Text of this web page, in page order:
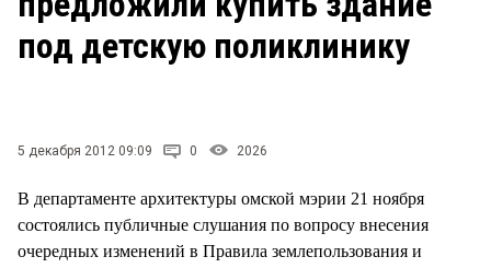
НОВОСТИ КОМПАНИЙ Блоги
Архив
под детскую поликлинику
5 декабря 2012 09:09 0 2026
В департаменте архитектуры омской мэрии 21 ноября
состоялись публичные слушания по вопросу внесения
очередных изменений в Правила землепользования и